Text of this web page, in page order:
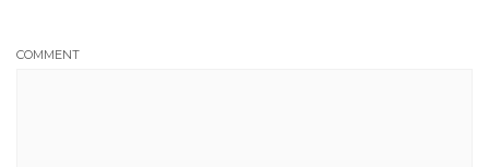
COMMENT